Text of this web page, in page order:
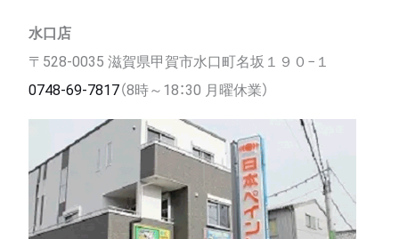
水口店
〒528-0035 滋賀県甲賀市水口町名坂１９０−１
0748-69-7817（8時～18：30 月曜休業）